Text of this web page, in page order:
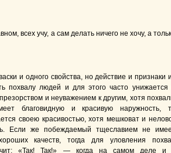
всех учу, а сам делать ничего не хочу, а
и одного свойства, но действие и признаки
похвалу людей и для этого часто унижается
и неуважением к другим, хотя
благовидную и красивую наружность,
своею красивостью, хотя мешковат и
Если же побеждаемый тщеславием не
качеств, тогда для уловления
«Так! Так!» — когда на самом деле и